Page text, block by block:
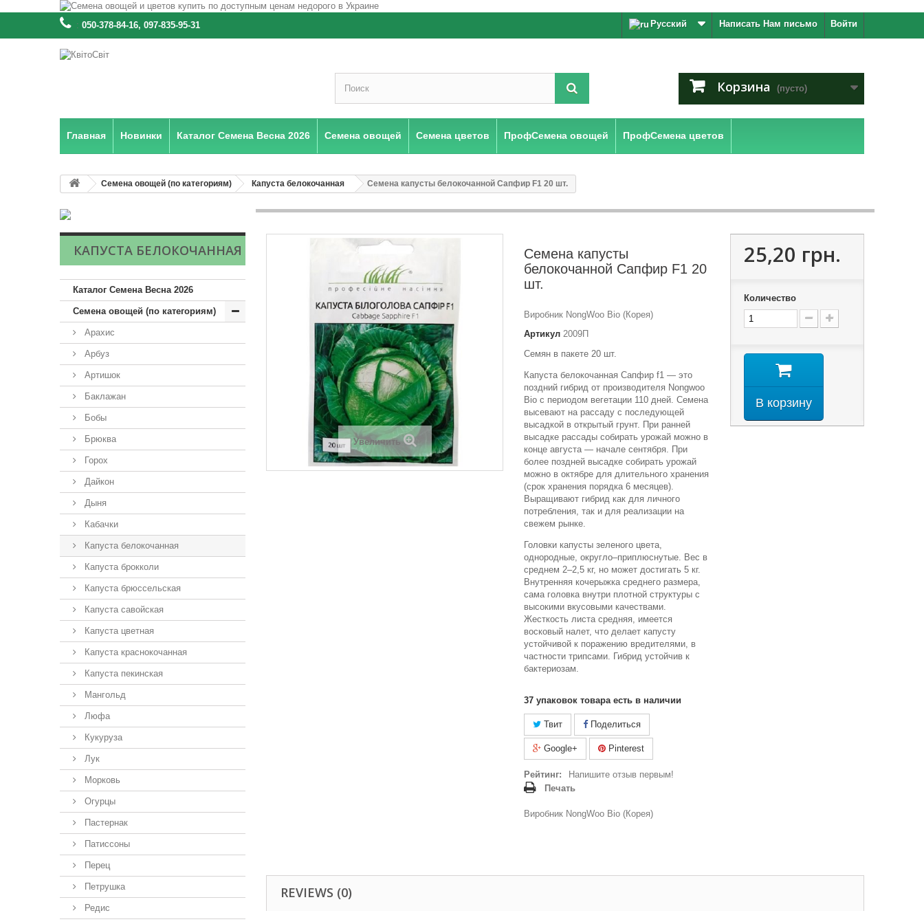
Войти
Написать Нам письмо
: 050-378-84-16, 097-835-95-31 Русский
Корзина (пусто)
Главная Новинки Каталог Семена Весна 2026 Семена овощей Семена цветов ПрофСемена овощей ПрофСемена цветов
Семена овощей (по категориям) Капуста белокочанная Семена капусты белокочанной Сапфир F1 20 шт.
КАПУСТА БЕЛОКОЧАННАЯ
Каталог Семена Весна 2026
Семена овощей (по категориям)
Арахис
Арбуз
Артишок
Баклажан
Бобы
Брюква
Горох
Дайкон
Дыня
Кабачки
Капуста белокочанная
Капуста брокколи
Капуста брюссельская
Капуста савойская
Капуста цветная
Капуста краснокочанная
Капуста пекинская
Мангольд
Люфа
Кукуруза
Лук
Морковь
Огурцы
Пастернак
Патиссоны
Перец
Петрушка
Редис
Увеличить
Семена капусты
белокочанной Сапфир F1 20
шт.
Виробник NongWoo Bio (Корея)
Артикул 2009П
Семян в пакете 20 шт.
Капуста белокочанная Сапфир f1 — это
поздний гибрид от производителя Nongwoo
Bio с периодом вегетации 110 дней. Семена
высевают на рассаду с последующей
высадкой в открытый грунт. При ранней
высадке рассады собирать урожай можно в
конце августа — начале сентября. При
более поздней высадке собирать урожай
можно в октябре для длительного хранения
(срок хранения порядка 6 месяцев).
Выращивают гибрид как для личного
потребления, так и для реализации на
свежем рынке.
Головки капусты зеленого цвета,
однородные, округло–приплюснутые. Вес в
среднем 2–2,5 кг, но может достигать 5 кг.
Внутренняя кочерыжка среднего размера,
сама головка внутри плотной структуры с
высокими вкусовыми качествами.
Жесткость листа средняя, имеется
восковый налет, что делает капусту
устойчивой к поражению вредителями, в
частности трипсами. Гибрид устойчив к
бактериозам.
37 упаковок товара есть в наличии
Твит Поделиться
Google+ Pinterest
Рейтинг:
Напишите отзыв первым!
Печать
Виробник NongWoo Bio (Корея)
25,20 грн.
Количество
В корзину
REVIEWS (0)